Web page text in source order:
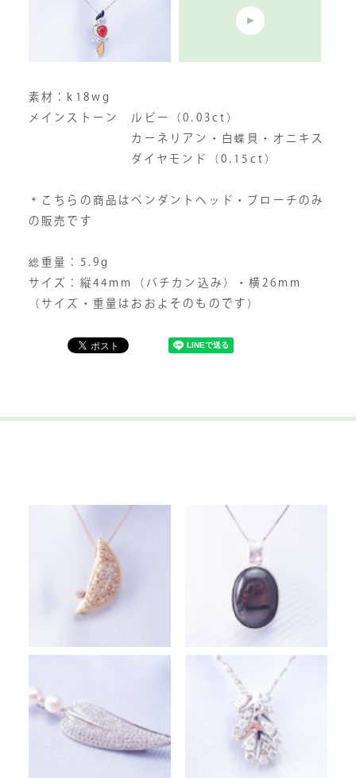
素材：k18wg
メインストーン ルビー（0.03ct）
カーネリアン・白蝶貝・オニキス
ダイヤモンド（0.15ct）
＊こちらの商品はペンダントヘッド・ブローチのみ
の販売です
総重量：5.9g
サイズ：縦44mm（バチカン込み）・横26mm
（サイズ・重量はおおよそのものです）